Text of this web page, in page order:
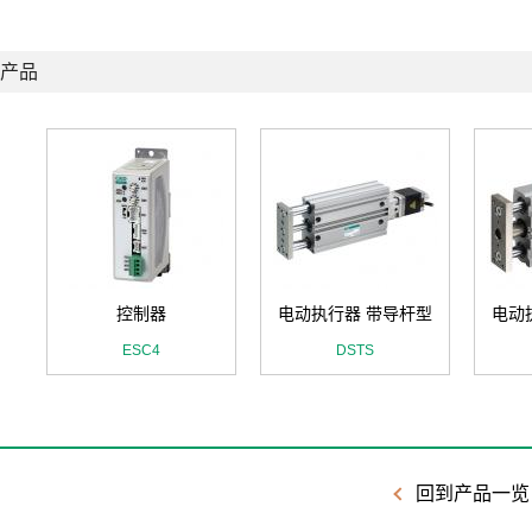
品
控制器
ESC4
电动执行器 带导杆型
DSTS
电动
回到产品一览